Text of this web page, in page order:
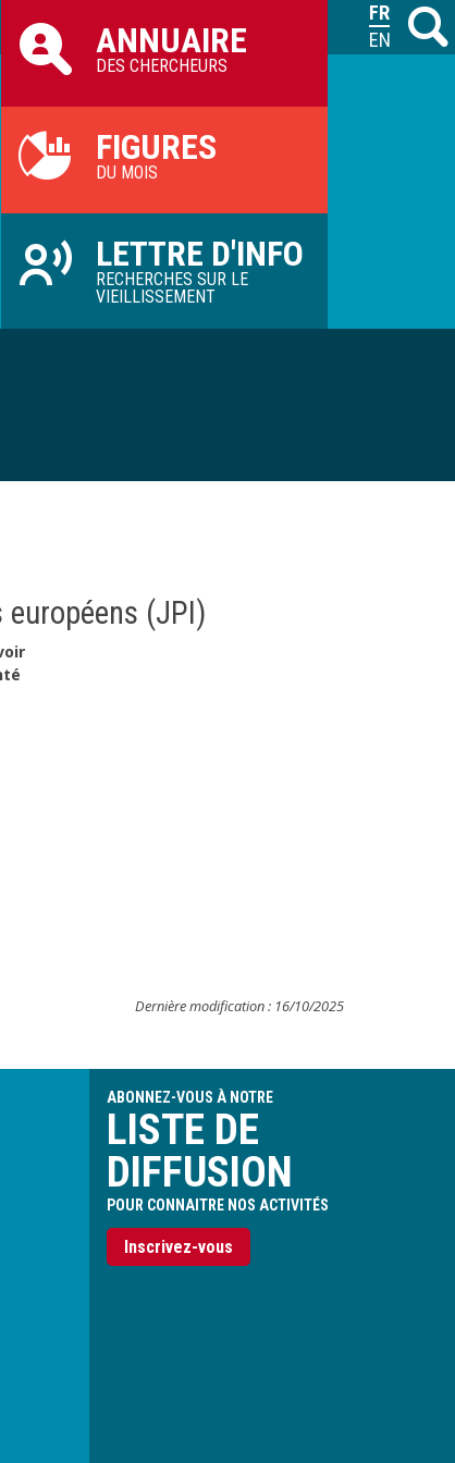
M
ILVV
ANNUAIRE
DES CHERCHEURS
FIGURES
DU MOIS
LETTRE D'INFO
RECHERCHES SUR LE
VIEILLISSEMENT
(JPI)
Dernière modification : 16/10/2025
ABONNEZ-VOUS À NOTRE
LISTE DE
DIFFUSION
POUR CONNAITRE NOS ACTIVITÉS
Inscrivez-vous
FRANÇAIS
ENGLISH